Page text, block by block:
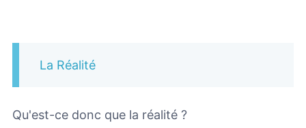
La Réalité
Qu'est-ce donc que la réalité ?